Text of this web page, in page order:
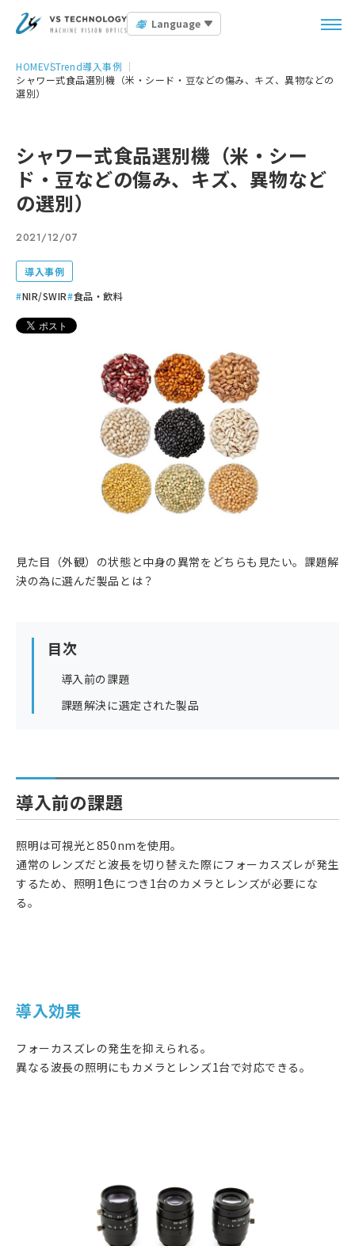
Language
HOMEVSTrend導入事例
シャワー式食品選別機（米・シード・豆などの傷み、キズ、異物などの
選別）
シャワー式食品選別機（米・シー
ド・豆などの傷み、キズ、異物など
の選別）
2021/12/07
導入事例
NIR/SWIR 食品・飲料
見た目（外観）の状態と中身の異常をどちらも見たい。課題解
決の為に選んだ製品とは？
目次
導入前の課題
課題解決に選定された製品
導入前の課題
照明は可視光と850nmを使用。
通常のレンズだと波長を切り替えた際にフォーカスズレが発生
するため、照明1色につき1台のカメラとレンズが必要にな
る。
導入効果
フォーカスズレの発生を抑えられる。
異なる波長の照明にもカメラとレンズ1台で対応できる。